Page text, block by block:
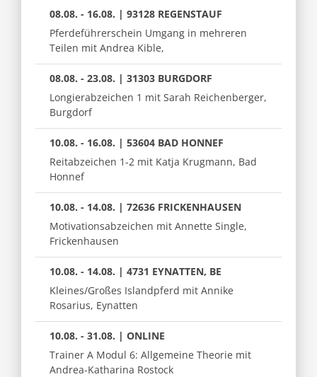
08.08. - 16.08. | 93128 REGENSTAUF
Pferdeführerschein Umgang in mehreren
Teilen mit Andrea Kible,
08.08. - 23.08. | 31303 BURGDORF
Longierabzeichen 1 mit Sarah Reichenberger,
Burgdorf
10.08. - 16.08. | 53604 BAD HONNEF
Reitabzeichen 1-2 mit Katja Krugmann, Bad
Honnef
10.08. - 14.08. | 72636 FRICKENHAUSEN
Motivationsabzeichen mit Annette Single,
Frickenhausen
10.08. - 14.08. | 4731 EYNATTEN, BE
Kleines/Großes Islandpferd mit Annike
Rosarius, Eynatten
10.08. - 31.08. | ONLINE
Trainer A Modul 6: Allgemeine Theorie mit
Andrea-Katharina Rostock